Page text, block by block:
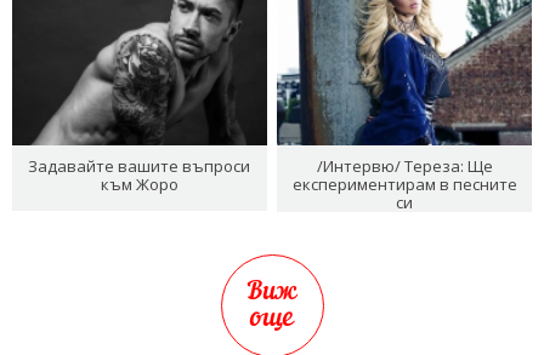
Задавайте вашите въпроси
към Жоро
/Интервю/ Тереза: Ще
експериментирам в песните
си
Виж
още